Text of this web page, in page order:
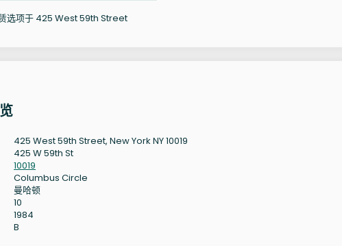
选项于 425 West 59th Street
425 West 59th Street, New York NY 10019
425 W 59th St
10019
Columbus Circle
曼哈顿
10
1984
B